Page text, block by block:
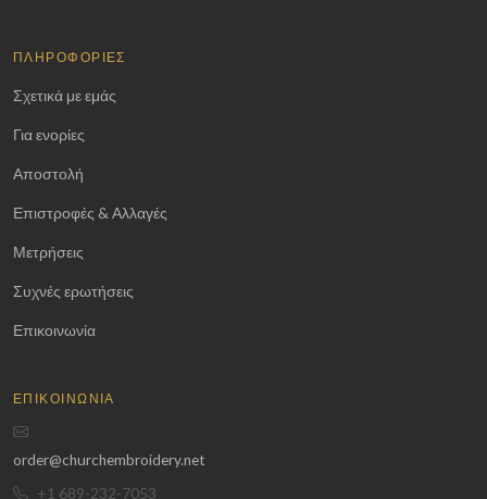
ΠΛΗΡΟΦΟΡΊΕΣ
Σχετικά με εμάς
Για ενορίες
Αποστολή
Επιστροφές & Αλλαγές
Μετρήσεις
Συχνές ερωτήσεις
Επικοινωνία
ΕΠΙΚΟΙΝΩΝΊΑ
order@churchembroidery.net
+1 689-232-7053